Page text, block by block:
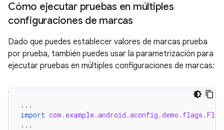
Cómo ejecutar pruebas en múltiples
configuraciones de marcas
Dado que puedes establecer valores de marcas prueba
por prueba, también puedes usar la parametrización para
ejecutar pruebas en múltiples configuraciones de marcas:
...
import
...